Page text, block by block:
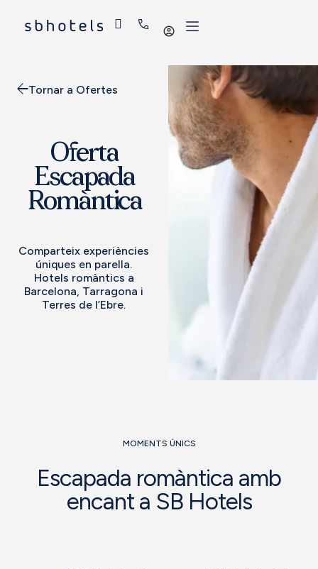
Iniciar
Tornar a Ofertes
Oferta
Escapada
Romàntica
Comparteix experiències
úniques en parella.
Hotels romàntics a
Barcelona, Tarragona i
Terres de l’Ebre.
MOMENTS ÚNICS
Escapada romàntica amb
encant a SB Hotels